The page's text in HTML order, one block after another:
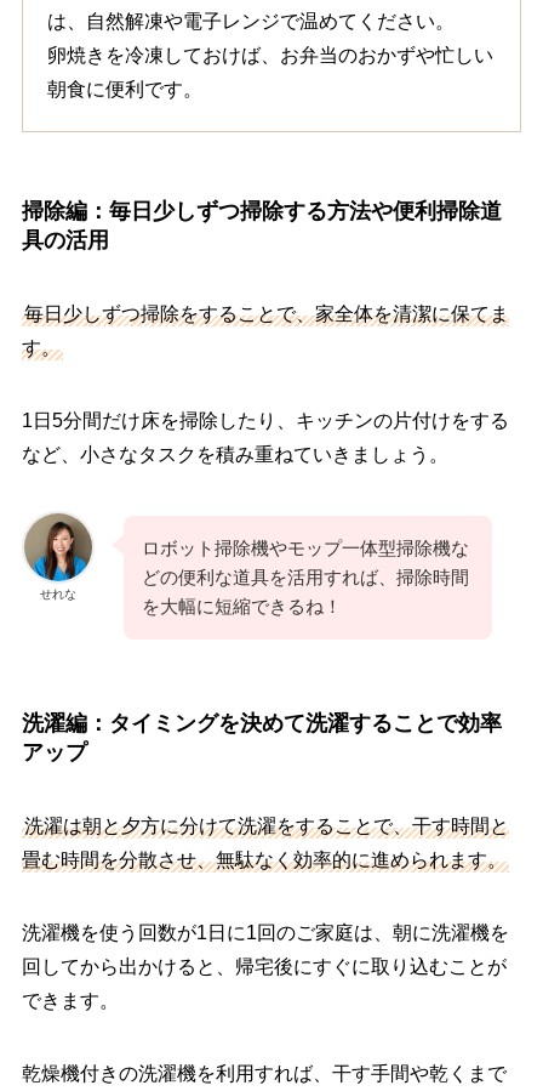
は、自然解凍や電子レンジで温めてください。
卵焼きを冷凍しておけば、お弁当のおかずや忙しい
朝食に便利です。
掃除編：毎日少しずつ掃除する方法や便利掃除道
具の活用
毎日少しずつ掃除をすることで、家全体を清潔に保てま
す。
1日5分間だけ床を掃除したり、キッチンの片付けをする
など、小さなタスクを積み重ねていきましょう。
せれな
ロボット掃除機やモップ一体型掃除機な
どの便利な道具を活用すれば、掃除時間
を大幅に短縮できるね！
洗濯編：タイミングを決めて洗濯することで効率
アップ
洗濯は朝と夕方に分けて洗濯をすることで、干す時間と
畳む時間を分散させ、無駄なく効率的に進められます。
洗濯機を使う回数が1日に1回のご家庭は、朝に洗濯機を
回してから出かけると、帰宅後にすぐに取り込むことが
できます。
乾燥機付きの洗濯機を利用すれば、干す手間や乾くまで